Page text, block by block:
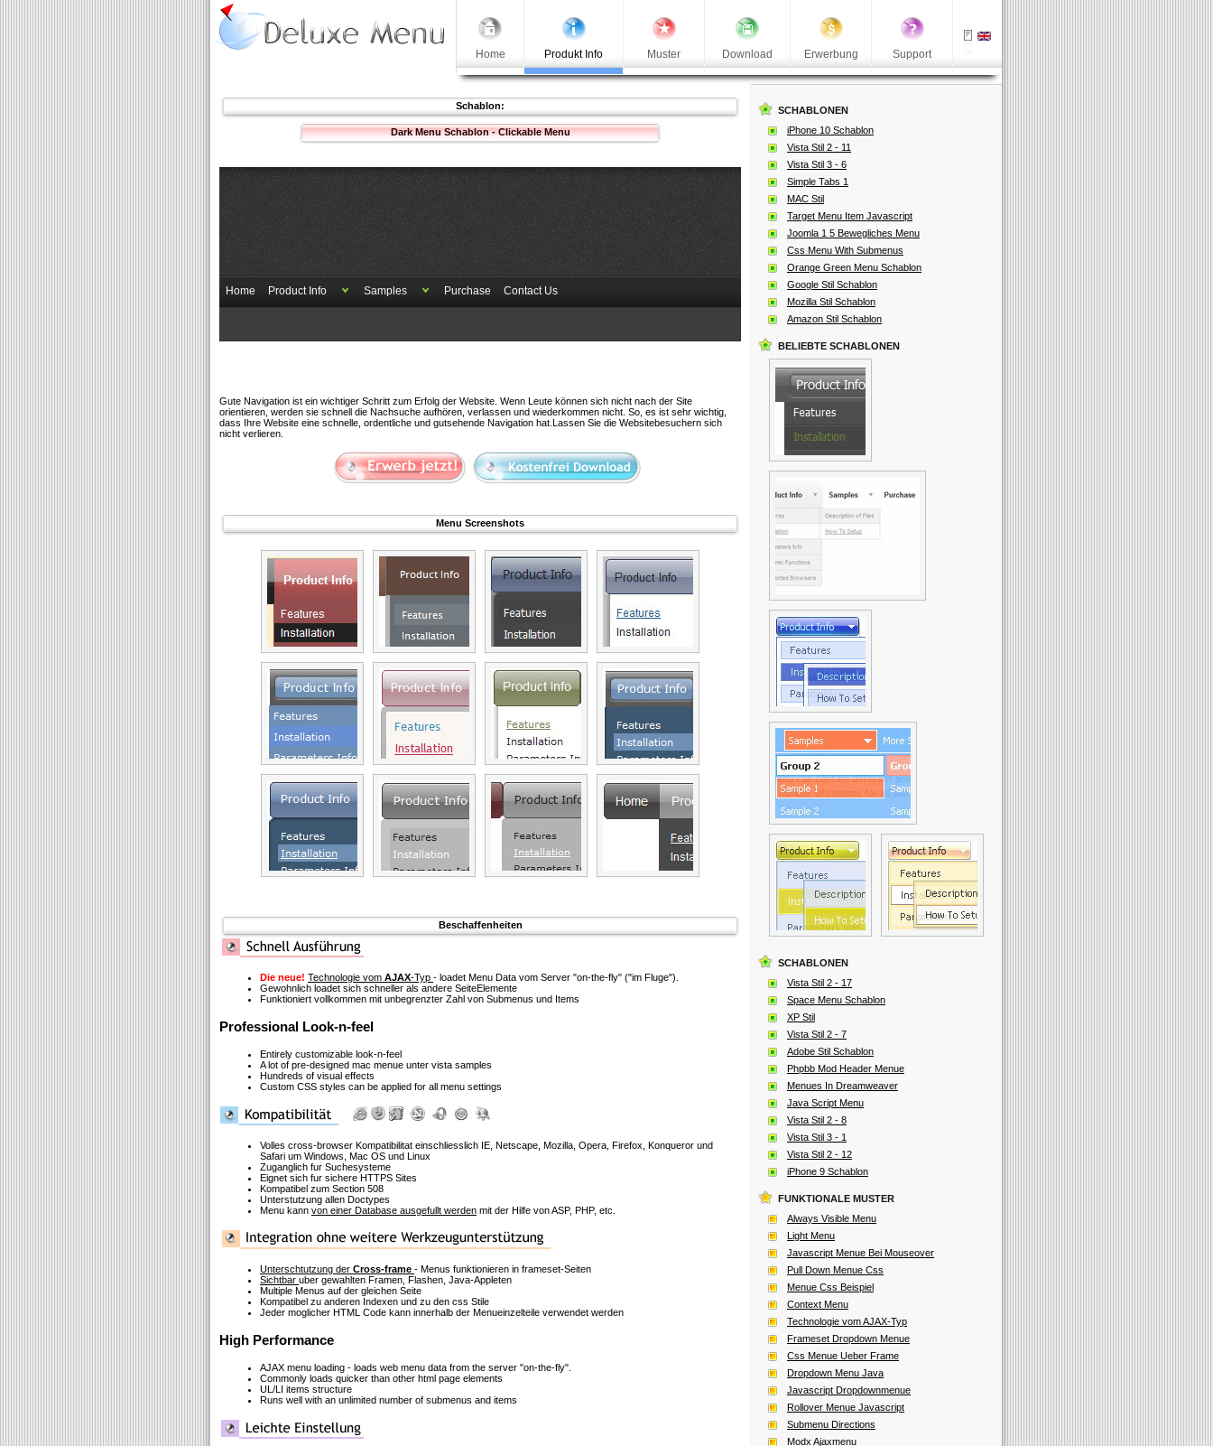
Home Produkt Info Muster Download Erwerbung Support
Schablon:
Dark Menu Schablon - Clickable Menu
Home Product Info Samples Purchase Contact Us
Gute Navigation ist ein wichtiger Schritt zum Erfolg der Website. Wenn Leute können sich nicht nach der Site
orientieren, werden sie schnell die Nachsuche aufhören, verlassen und wiederkommen nicht. So, es ist sehr wichtig,
dass Ihre Website eine schnelle, ordentliche und gutsehende Navigation hat.Lassen Sie die Websitebesuchern sich
nicht verlieren.
Menu Screenshots
Beschaffenheiten
Die neue! Technologie vom AJAX-Typ - loadet Menu Data vom Server "on-the-fly" ("im Fluge")
Gewohnlich loadet sich schneller als andere SeiteElemente
Funktioniert vollkommen mit unbegrenzter Zahl von Submenus und Items
Professional Look-n-feel
Entirely customizable look-n-feel
A lot of pre-designed mac menue unter vista samples
Hundreds of visual effects
Custom CSS styles can be applied for all menu settings
Volles cross-browser Kompatibilitat einschliesslich IE, Netscape, Mozilla, Opera, Firefox, Konqueror und
Safari um Windows, Mac OS und Linux
Zuganglich fur Suchesysteme
Eignet sich fur sichere HTTPS Sites
Kompatibel zum Section 508
Unterstutzung allen Doctypes
Menu kann von einer Database ausgefullt werden mit der Hilfe von ASP, PHP, etc.
Unterschtutzung der Cross-frame - Menus funktionieren in frameset-Seiten
Sichtbar uber gewahlten Framen, Flashen, Java-Appleten
Multiple Menus auf der gleichen Seite
Kompatibel zu anderen Indexen und zu den css Stile
Jeder moglicher HTML Code kann innerhalb der Menueinzelteile verwendet werden
High Performance
AJAX menu loading - loads web menu data from the server "on-the-fly".
Commonly loads quicker than other html page elements
UL/LI items structure
Runs well with an unlimited number of submenus and items
SCHABLONEN
iPhone 10 Schablon
Vista Stil 2 - 11
Vista Stil 3 - 6
Simple Tabs 1
MAC Stil
Target Menu Item Javascript
Joomla 1 5 Bewegliches Menu
Css Menu With Submenus
Orange Green Menu Schablon
Google Stil Schablon
Mozilla Stil Schablon
Amazon Stil Schablon
BELIEBTE SCHABLONEN
SCHABLONEN
Vista Stil 2 - 17
Space Menu Schablon
XP Stil
Vista Stil 2 - 7
Adobe Stil Schablon
Phpbb Mod Header Menue
Menues In Dreamweaver
Java Script Menu
Vista Stil 2 - 8
Vista Stil 3 - 1
Vista Stil 2 - 12
iPhone 9 Schablon
FUNKTIONALE MUSTER
Always Visible Menu
Light Menu
Javascript Menue Bei Mouseover
Pull Down Menue Css
Menue Css Beispiel
Context Menu
Technologie vom AJAX-Typ
Frameset Dropdown Menue
Css Menue Ueber Frame
Dropdown Menu Java
Javascript Dropdownmenue
Rollover Menue Javascript
Submenu Directions
Modx Ajaxmenu